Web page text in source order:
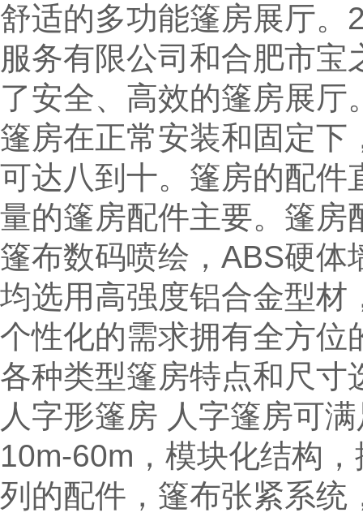
舒适的多功能篷房展厅
服务有限公司和合肥市
了安全、高效的篷房展厅
篷房在正常安装和固定下
可达八到十。篷房的配件
量的篷房配件主要。篷房
篷布数码喷绘，ABS硬体
均选用高强度铝合金型材
个性化的需求拥有全方位
各种类型篷房特点和尺寸
人字形篷房 人字篷房可
10m-60m，模块化结构
列的配件，篷布张紧系统